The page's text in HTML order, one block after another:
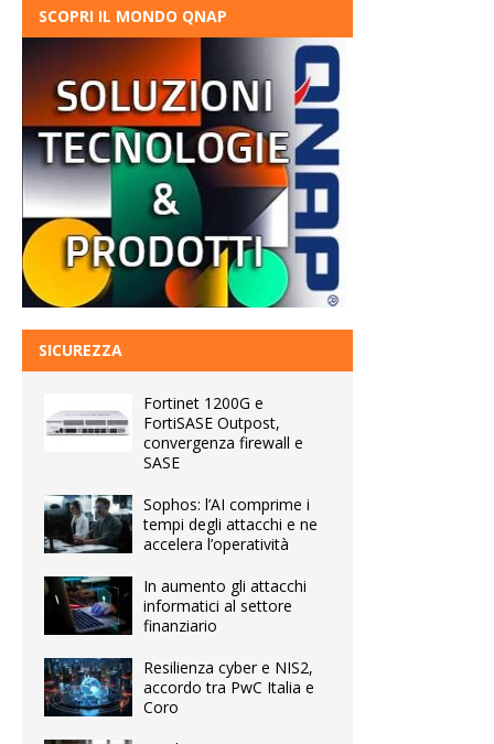
SCOPRI IL MONDO QNAP
SICUREZZA
Fortinet 1200G e
FortiSASE Outpost,
convergenza firewall e
SASE
Sophos: l’AI comprime i
tempi degli attacchi e ne
accelera l’operatività
In aumento gli attacchi
informatici al settore
finanziario
Resilienza cyber e NIS2,
accordo tra PwC Italia e
Coro